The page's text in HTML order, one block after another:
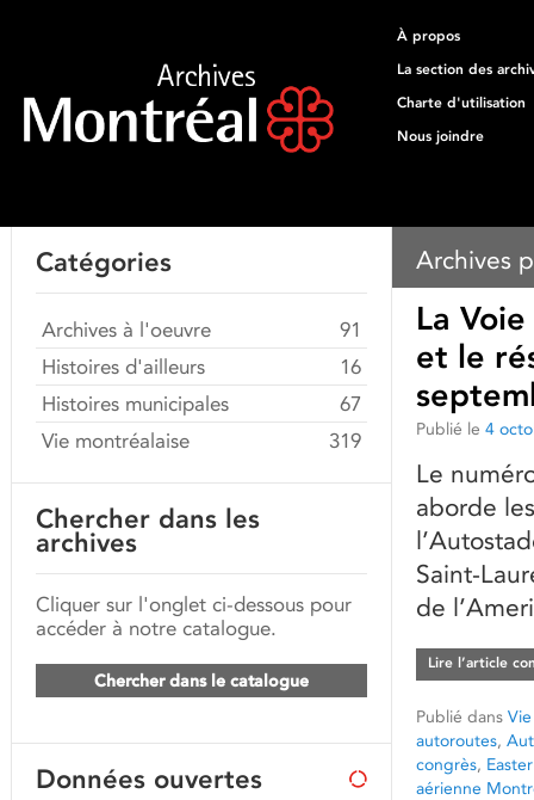
À propos
La section des
Charte d'utilisation
Nous joindre
Archives
La
et le
Publié le 4
Le
aborde
Saint-
de
Lire l’article
Publié dans
autoroutes,
congrès,
aérienne
Catégories
Archives à l'oeuvre
91
Histoires d'ailleurs
16
Histoires municipales
67
Vie montréalaise
319
Chercher dans les
archives
Cliquer sur l'onglet ci-dessous pour
accéder à notre catalogue.
Chercher dans le catalogue
Données ouvertes